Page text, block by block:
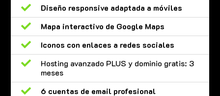

Diseño responsive adaptada a móviles

Mapa interactivo de Google Maps

Iconos con enlaces a redes sociales

Hosting avanzado PLUS y dominio gratis: 3
meses

6 cuentas de email profesional